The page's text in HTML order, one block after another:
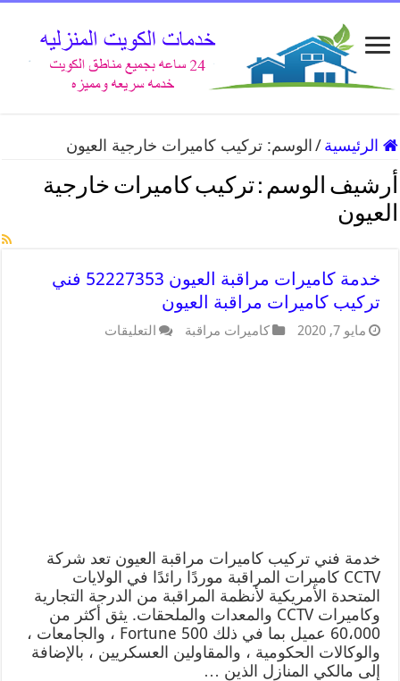
الرئيسية / الوسم:تركيب كاميرات خارجية العيون
أرشيف الوسم :تركيب كاميرات خارجية
العيون
خدمة كاميرات مراقبة العيون 52227353 فني
تركيب كاميرات مراقبة العيون
مايو 7, 2020 كاميرات مراقبة التعليقات
خدمة فني تركيب كاميرات مراقبة العيون تعد شركة
CCTV كاميرات المراقبة موردًا رائدًا في الولايات
المتحدة الأمريكية لأنظمة المراقبة من الدرجة التجارية
وكاميرات CCTV والمعدات والملحقات. يثق أكثر من
60،000 عميل بما في ذلك Fortune 500 ، والجامعات ،
والوكالات الحكومية ، والمقاولين العسكريين ، بالإضافة
إلى مالكي المنازل الذين …